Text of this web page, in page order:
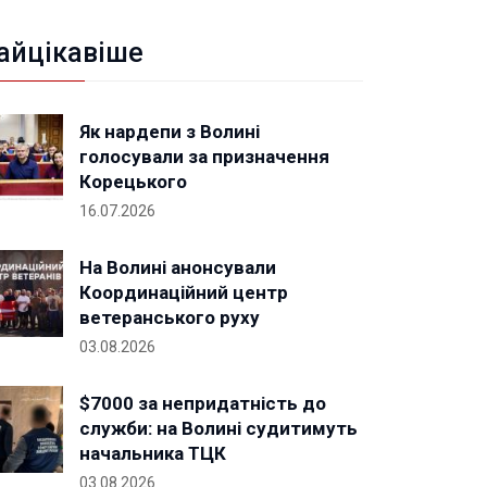
Як нардепи з Волині
голосували за призначення
Корецького
16.07.2026
На Волині анонсували
Координаційний центр
ветеранського руху
03.08.2026
$7000 за непридатність до
служби: на Волині судитимуть
начальника ТЦК
03.08.2026